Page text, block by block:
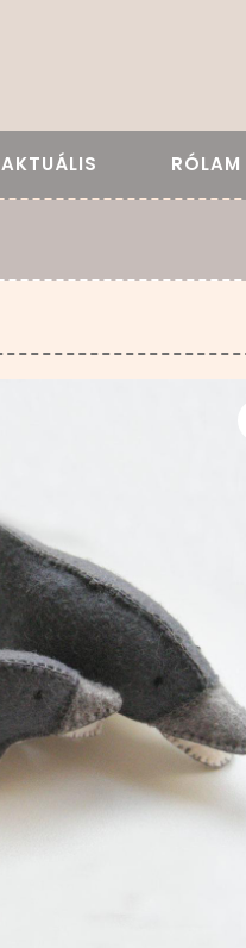
AKTUÁLIS RÓLAM